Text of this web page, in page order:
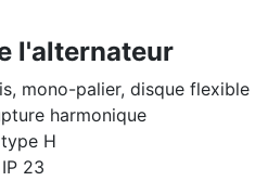
l'alternateur
mono-palier, disque flexible
harmonique
H
23